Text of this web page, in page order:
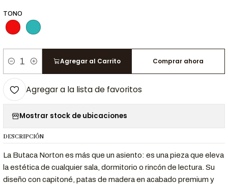
TONO
Cantidad
Agregar al Carrito Comprar ahora
Agregar a la lista de favoritos
Mostrar stock de ubicaciones
DESCRIPCIÓN
La Butaca Norton es más que un asiento: es una pieza que eleva
la estética de cualquier sala, dormitorio o rincón de lectura. Su
diseño con capitoné, patas de madera en acabado premium y